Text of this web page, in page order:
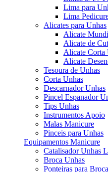
Lima para
Lima
Alicates para Unhas
Alicate
Alicate de
Alicate Corta
Alicate
Tesoura de Unhas
Corta Unhas
Descarnador Unhas
Pincel Espanador
Tips Unhas
Instrumentos Apoio
Malas Manicure
Pinceis para Unhas
Equipamentos Manicure
Catalisador Unhas
Broca Unhas
Ponteiras para